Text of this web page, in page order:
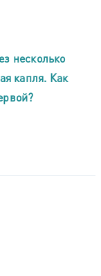
несколько
капля. Как